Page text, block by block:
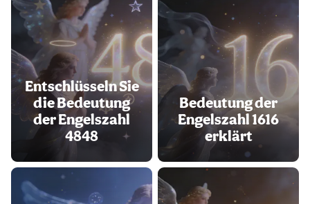
Entschlüsseln Sie
die Bedeutung
der Engelszahl
4848
Bedeutung der
Engelszahl 1616
erklärt